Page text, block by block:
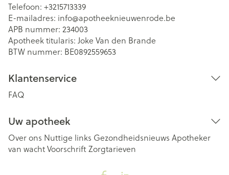
Telefoon: +3215713339
E-mailadres: info@apotheeknieuwenrode.be
APB nummer: 234003
Apotheek titularis: Joke Van den Brande
BTW nummer: BE0892559653
Klantenservice
FAQ
Uw apotheek
Over ons Nuttige links Gezondheidsnieuws Apotheker
van wachtVoorschriftZorgtarieven